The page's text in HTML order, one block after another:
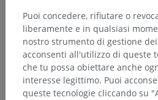
Hai notato un errore?
Non esitare a suggerire una
un miglioramento dei contenuti.
Segnala un
Puoi concedere, rifiutare o
liberamente e in qualsiasi
nostro strumento di gestione dei
acconsenti all'utilizzo di queste
che tu possa obiettare anche
interesse legittimo. Puoi
queste tecnologie cliccando su